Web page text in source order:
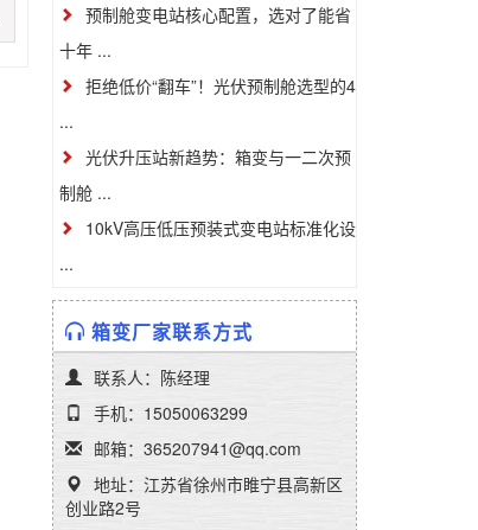
预制舱变电站核心配置，选对了能省
十年 ...
拒绝低价“翻车”！光伏预制舱选型的4
...
光伏升压站新趋势：箱变与一二次预
制舱 ...
10kV高压低压预装式变电站标准化设
...
箱变厂家联系方式
联系人：陈经理
手机：15050063299
邮箱：365207941@qq.com
地址：江苏省徐州市睢宁县高新区
创业路2号